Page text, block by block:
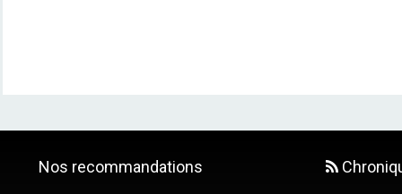
Nos recommandations